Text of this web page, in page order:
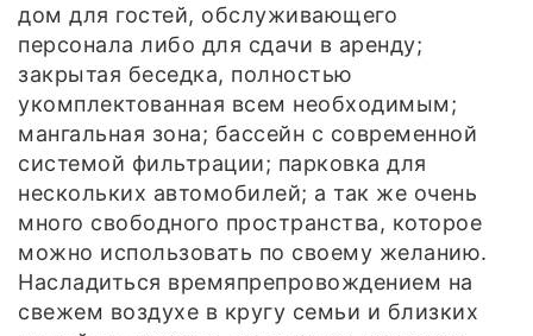
дом для гостей, обслуживающего
персонала либо для сдачи в аренду;
закрытая беседка, полностью
укомплектованная всем необходимым;
мангальная зона; бассейн с современной
системой фильтрации; парковка для
нескольких автомобилей; а так же очень
много свободного пространства, которое
можно использовать по своему желанию.
Насладиться времяпрепровождением на
свежем воздухе в кругу семьи и близких